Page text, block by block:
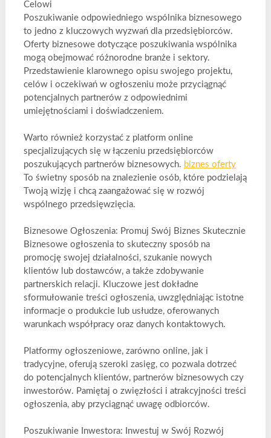
Celowi
Poszukiwanie odpowiedniego wspólnika biznesowego
to jedno z kluczowych wyzwań dla przedsiębiorców.
Oferty biznesowe dotyczące poszukiwania wspólnika
mogą obejmować różnorodne branże i sektory.
Przedstawienie klarownego opisu swojego projektu,
celów i oczekiwań w ogłoszeniu może przyciągnąć
potencjalnych partnerów z odpowiednimi
umiejętnościami i doświadczeniem.
Warto również korzystać z platform online
specjalizujących się w łączeniu przedsiębiorców
poszukujących partnerów biznesowych. biznes oferty
To świetny sposób na znalezienie osób, które podzielają
Twoją wizję i chcą zaangażować się w rozwój
wspólnego przedsięwzięcia.
Biznesowe Ogłoszenia: Promuj Swój Biznes Skutecznie
Biznesowe ogłoszenia to skuteczny sposób na
promocję swojej działalności, szukanie nowych
klientów lub dostawców, a także zdobywanie
partnerskich relacji. Kluczowe jest dokładne
sformułowanie treści ogłoszenia, uwzględniając istotne
informacje o produkcie lub usłudze, oferowanych
warunkach współpracy oraz danych kontaktowych.
Platformy ogłoszeniowe, zarówno online, jak i
tradycyjne, oferują szeroki zasięg, co pozwala dotrzeć
do potencjalnych klientów, partnerów biznesowych czy
inwestorów. Pamiętaj o zwięzłości i atrakcyjności treści
ogłoszenia, aby przyciągnąć uwagę odbiorców.
Poszukiwanie Inwestora: Inwestuj w Swój Rozwój